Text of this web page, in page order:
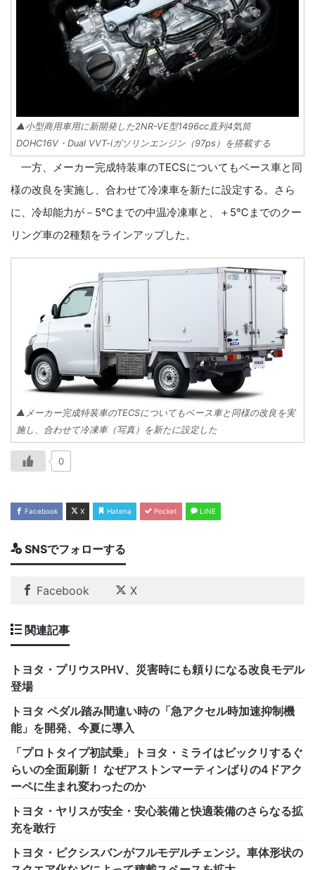
▲小型商用車用に新開発した2NR-VE型1496cc直列4気筒
DOHC16V・Dual VVT-iガソリンエンジン（97ps）を搭載する
一方、メーカー完成特装車のTECSについてもベース車と同
様の改良を実施し、合わせて冷凍車を新たに設定する。さら
に、冷却能力が－5℃までの中温冷凍車と、＋5℃までのクー
リング車の2種類をラインアップした。
▲メーカー完成特装車のTECSについてもベース車と同様の改良を実
施し、合わせて冷凍車（写真）を新たに設定した
0
Facebook X Hatena Pocket LINE
SNSでフォローする
Facebook X
関連記事
トヨタ・プリウスPHV、災害時にも頼りになる改良モデル
登場
トヨタ ペダル踏み間違い時の「急アクセル時加速抑制機
能」を開発、今夏に導入
「プロトタイプ初試乗」トヨタ・ミライはビックリするぐ
らいの全面刷新！ なぜアストンマーティンばりの4ドアク
ーペに生まれ変わったのか
トヨタ・ヤリスが安全・安心装備と快適装備のさらなる拡
充を敢行
トヨタ・ピクシスバンがフルモデルチェンジ。車体形状の